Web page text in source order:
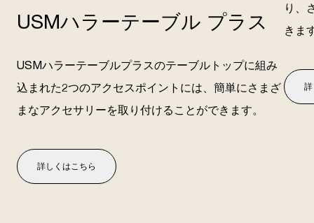
USMハラーテーブル プラス
USMハラーテーブルプラスのテーブルトップに組み
込まれた2つのアクセスポイントには、簡単にさまざ
まなアクセサリーを取り付けることができます。
詳しくはこちら
り、
きま